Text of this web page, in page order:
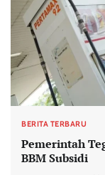
BERITA TERBARU
Pemerintah
BBM Subsidi